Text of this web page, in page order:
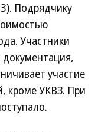
Подрядчику
Участники
участие
кроме УКВЗ. При